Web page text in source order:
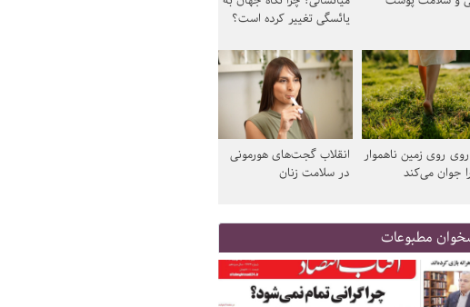
یائسگی تغییر کرده است؟
روی زمین ناهموار
جوان می‌کند
انقلاب گجت‌های هورمونی
در سلامت زنان
مطبوعات